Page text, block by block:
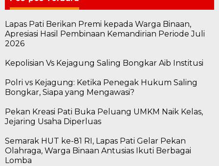
Lapas Pati Berikan Premi kepada Warga Binaan,
Apresiasi Hasil Pembinaan Kemandirian Periode Juli
2026
Kepolisian Vs Kejagung Saling Bongkar Aib Institusi
Polri vs Kejagung: Ketika Penegak Hukum Saling
Bongkar, Siapa yang Mengawasi?
Pekan Kreasi Pati Buka Peluang UMKM Naik Kelas,
Jejaring Usaha Diperluas
Semarak HUT ke-81 RI, Lapas Pati Gelar Pekan
Olahraga, Warga Binaan Antusias Ikuti Berbagai
Lomba